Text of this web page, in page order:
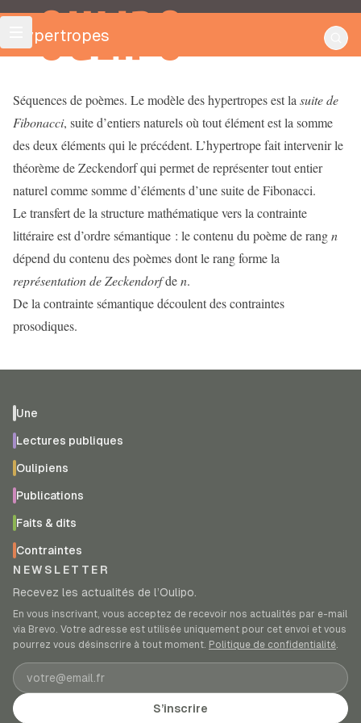
OULIPO
Hypertropes
Séquences de poèmes. Le modèle des hypertropes est la suite de
Fibonacci, suite d’entiers naturels où tout élément est la somme
des deux éléments qui le précédent. L’hypertrope fait intervenir le
théorème de Zeckendorf qui permet de représenter tout entier
naturel comme somme d’éléments d’une suite de Fibonacci.
Le transfert de la structure mathématique vers la contrainte
littéraire est d’ordre sémantique : le contenu du poème de rangn
dépend du contenu des poèmes dont le rang forme la
représentation de Zeckendorfden.
De la contrainte sémantique découlent des contraintes
prosodiques.
Une
Lectures publiques
Oulipiens
Publications
Faits & dits
Contraintes
NEWSLETTER
Recevez les actualités de l’Oulipo.
En vous inscrivant, vous acceptez de recevoir nos actualités par e-mail
via Brevo. Votre adresse est utilisée uniquement pour cet envoi et vous
pourrez vous désinscrire à tout moment. Politique de confidentialité.
Adresse e-mail
S’inscrire